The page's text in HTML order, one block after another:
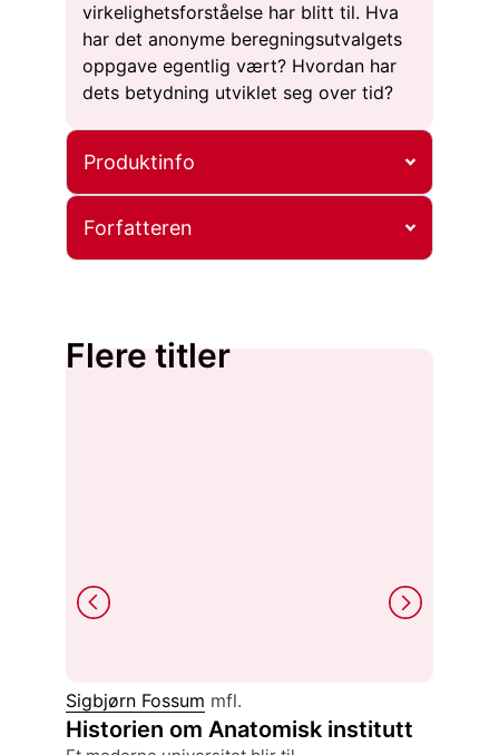
virkelighetsforståelse har blitt til. Hva
har det anonyme beregningsutvalgets
oppgave egentlig vært? Hvordan har
dets betydning utviklet seg over tid?
Produktinfo
Forfatteren
Flere titler
Sigbjørn Fossum mfl.
Historien om Anatomisk institutt